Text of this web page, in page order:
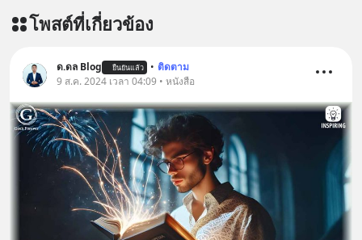
โพสต์ที่เกี่ยวข้อง
ด.ดล Blog ยืนยันแล้ว • ติดตาม
9 ส.ค. 2024 เวลา 04:09 • หนังสือ